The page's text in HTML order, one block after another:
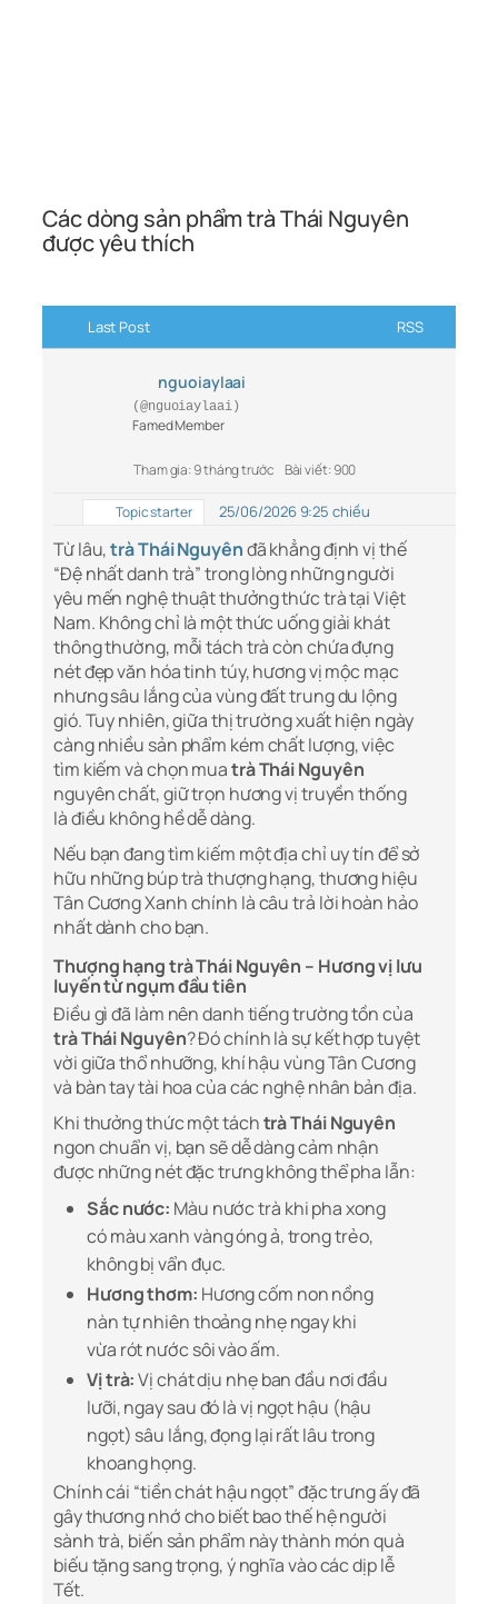
Các dòng sản phẩm trà Thái Nguyên
được yêu thích
Last Post RSS
nguoiaylaai
(@nguoiaylaai)
Famed Member
Tham gia: 9 tháng trước Bài viết: 900
Topic starter 25/06/2026 9:25 chiều
Từ lâu,trà Thái Nguyênđã khẳng định vị thế
“Đệ nhất danh trà” trong lòng những người
yêu mến nghệ thuật thưởng thức trà tại Việt
Nam. Không chỉ là một thức uống giải khát
thông thường, mỗi tách trà còn chứa đựng
nét đẹp văn hóa tinh túy, hương vị mộc mạc
nhưng sâu lắng của vùng đất trung du lộng
gió. Tuy nhiên, giữa thị trường xuất hiện ngày
càng nhiều sản phẩm kém chất lượng, việc
tìm kiếm và chọn muatrà Thái Nguyên
nguyên chất, giữ trọn hương vị truyền thống
là điều không hề dễ dàng.
Nếu bạn đang tìm kiếm một địa chỉ uy tín để sở
hữu những búp trà thượng hạng, thương hiệu
Tân Cương Xanh chính là câu trả lời hoàn hảo
nhất dành cho bạn.
Thượng hạng trà Thái Nguyên – Hương vị lưu
luyến từ ngụm đầu tiên
Điều gì đã làm nên danh tiếng trường tồn của
trà Thái Nguyên? Đó chính là sự kết hợp tuyệt
vời giữa thổ nhưỡng, khí hậu vùng Tân Cương
và bàn tay tài hoa của các nghệ nhân bản địa.
Khi thưởng thức một táchtrà Thái Nguyên
ngon chuẩn vị, bạn sẽ dễ dàng cảm nhận
được những nét đặc trưng không thể pha lẫn:
Sắc nước: Màu nước trà khi pha xong
có màu xanh vàng óng ả, trong trẻo,
không bị vẩn đục.
Hương thơm: Hương cốm non nồng
nàn tự nhiên thoảng nhẹ ngay khi
vừa rót nước sôi vào ấm.
Vị trà:Vị chát dịu nhẹ ban đầu nơi đầu
lưỡi, ngay sau đó là vị ngọt hậu (hậu
ngọt) sâu lắng, đọng lại rất lâu trong
khoang họng.
Chính cái “tiền chát hậu ngọt” đặc trưng ấy đã
gây thương nhớ cho biết bao thế hệ người
sành trà, biến sản phẩm này thành món quà
biếu tặng sang trọng, ý nghĩa vào các dịp lễ
Tết.